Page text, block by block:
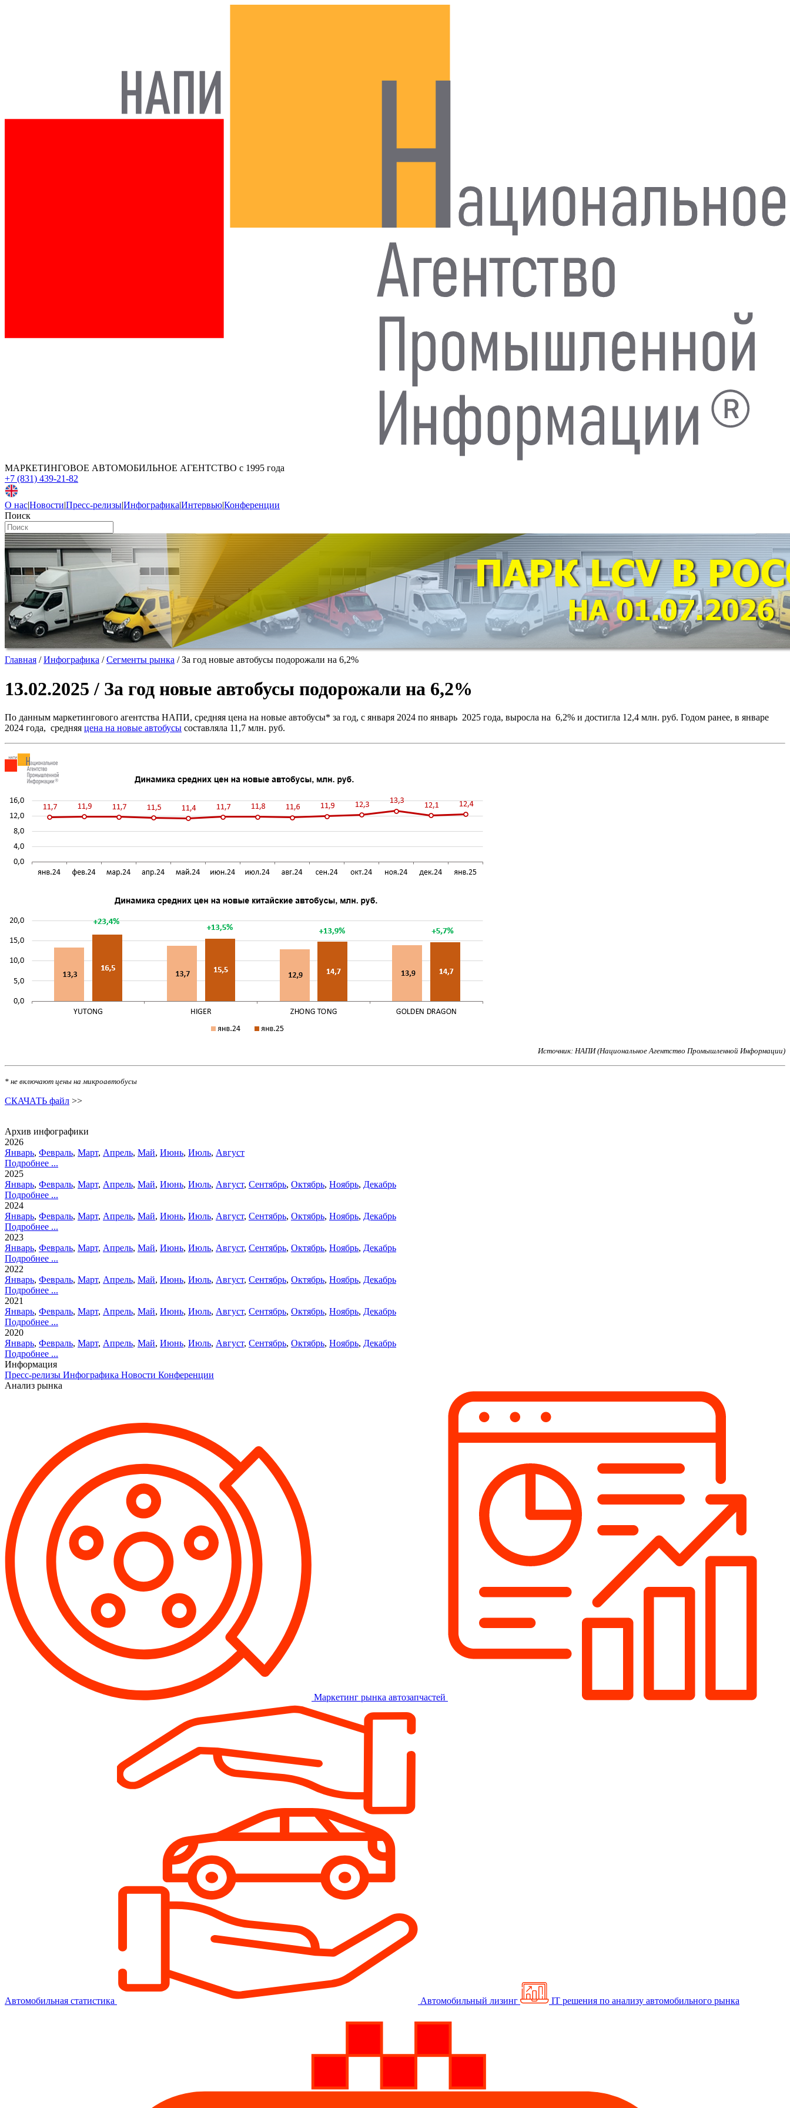
МАРКЕТИНГОВОЕ АВТОМОБИЛЬНОЕ АГЕНТСТВО с 1995 года
+7 (831) 439-21-82
О нас|Новости|Пресс-релизы|Инфографика|Интервью|Конференции
Поиск
Главная /Инфографика /Сегменты рынка /За год новые автобусы подорожали на 6,2%
13.02.2025 / За год новые автобусы подорожали на 6,2%
По данным маркетингового агентства НАПИ, средняя цена на новые автобусы* за год, с января 2024 по январь 2025 года, выросла на 6,2% и достигла 12,4 млн. руб. Годом ранее, в январе
2024 года, средняя цена на новые автобусы составляла 11,7 млн. руб.
Источник: НАПИ (Национальное Агентство Промышленной Информации)
* не включают цены на микроавтобусы
СКАЧАТЬ файл >>
Архив инфографики
2026
Январь, Февраль, Март, Апрель, Май, Июнь, Июль, Август
Подробнее ...
2025
Январь, Февраль, Март, Апрель, Май, Июнь, Июль, Август, Сентябрь, Октябрь, Ноябрь, Декабрь
Подробнее ...
2024
Январь, Февраль, Март, Апрель, Май, Июнь, Июль, Август, Сентябрь, Октябрь, Ноябрь, Декабрь
Подробнее ...
2023
Январь, Февраль, Март, Апрель, Май, Июнь, Июль, Август, Сентябрь, Октябрь, Ноябрь, Декабрь
Подробнее ...
2022
Январь, Февраль, Март, Апрель, Май, Июнь, Июль, Август, Сентябрь, Октябрь, Ноябрь, Декабрь
Подробнее ...
2021
Январь, Февраль, Март, Апрель, Май, Июнь, Июль, Август, Сентябрь, Октябрь, Ноябрь, Декабрь
Подробнее ...
2020
Январь, Февраль, Март, Апрель, Май, Июнь, Июль, Август, Сентябрь, Октябрь, Ноябрь, Декабрь
Подробнее ...
Информация
Пресс-релизы Инфографика Новости Конференции
Анализ рынка
Маркетинг рынка автозапчастей
Автомобильная статистика Автомобильный лизинг IT решения по анализу автомобильного рынка